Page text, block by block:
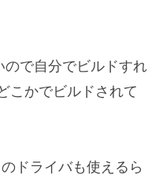
で自分でビルドすれ
こかでビルドされて
ドライバも使えるら